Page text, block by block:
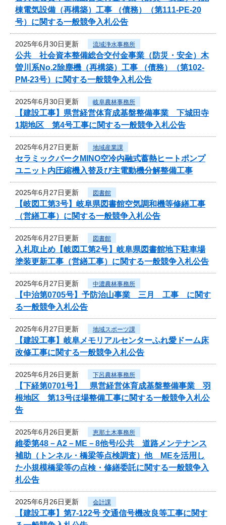
棟電気設備（再構築）工事 （債務）（第111-PE-20
号）に関する一般競争入札公告
2025年6月30日更新 流域浄水事務所
公共 社会資本整備総合交付金事業（防災・安全）木
曽川系No.2除塵機（再構築）工事 （債務）（第102-
PM-23号）に関する一般競争入札公告
2025年6月30日更新 岐阜農林事務所
【建設工事】県営経営体育成基盤整備事業 下城田寺
1期地区 第4号工事に関する一般競争入札公告
2025年6月27日更新 地域産業課
セラミックパークMINO空冷内融式蓄熱ヒートポンプ
ユニット内圧縮機入替及び主電動機分解整備工事
2025年6月27日更新 図書館
【岐図工第3号】岐阜県図書館空気調和機等修繕工事
（営繕工事）に関する一般競争入札公告
2025年6月27日更新 図書館
入札取止め【岐図工第2号】岐阜県図書館地下駐車場
塗装更新工事（営繕工事）に関する一般競争入札公告
2025年6月27日更新 中濃農林事務所
【中治第0705号】予防治山事業 三月 工事 に関す
る一般競争入札公告
2025年6月27日更新 地域スポーツ課
【建設工事】岐阜メモリアルセンターふれ愛ドーム床
改修工事に関する一般競争入札公告
2025年6月26日更新 下呂農林事務所
【下経第0701号】 県営経営体育成基盤整備事業 羽
根地区 第13号ほ場整備工事に関する一般競争入札公
告
2025年6月26日更新 恵那土木事務所
維委第48－A2－ME－8他号/公共 道路メンテナンス
補助（トンネル・橋梁等点検調査）他 MEを活用し
た小規模橋梁等の点検・修繕委託に関する一般競争入
札公告
2025年6月26日更新 会計課
【建設工事】第7-122号 交通信号機改良等工事に関す